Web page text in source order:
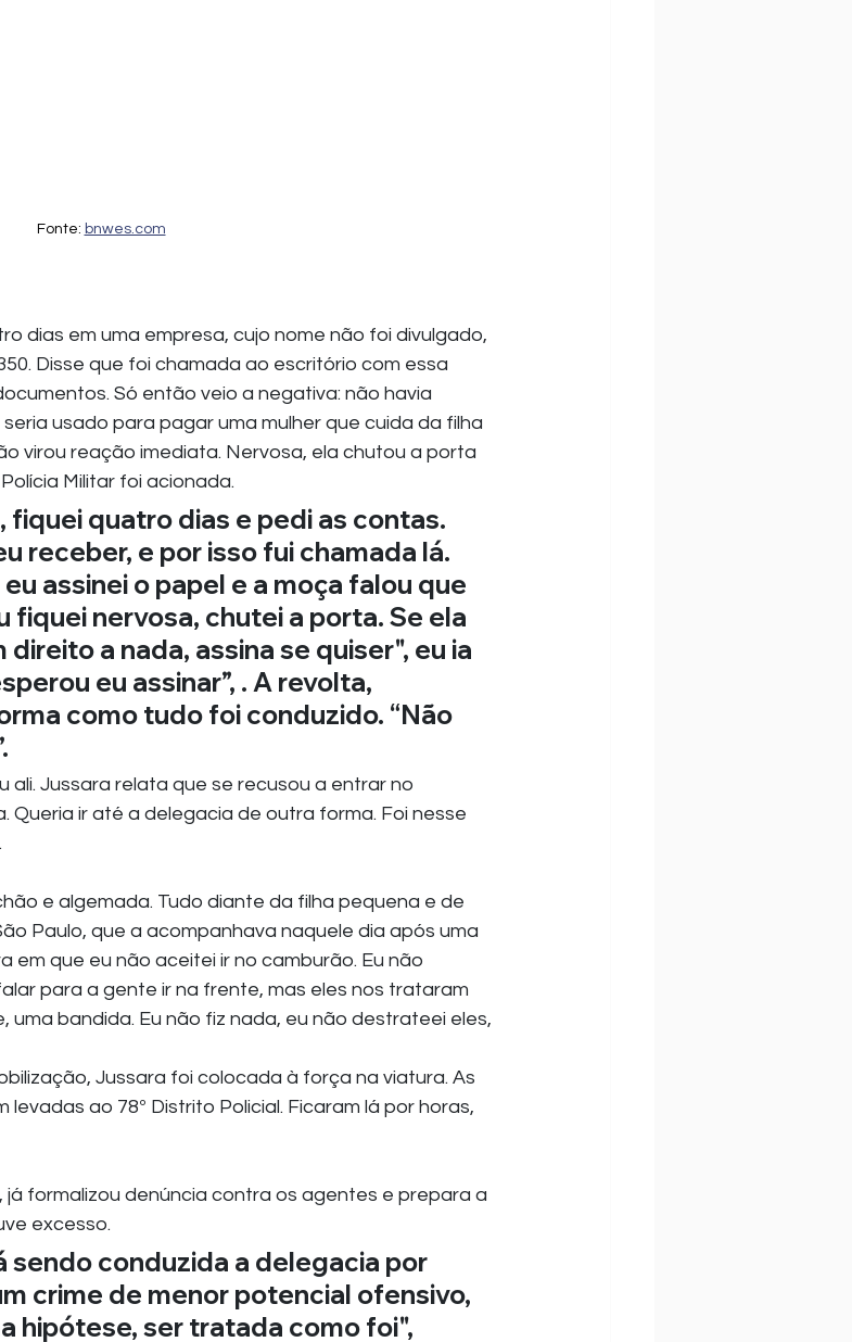
Fonte: bnwes.com
dias em uma empresa, cujo nome não foi divulgado,
Disse que foi chamada ao escritório com essa
Só então veio a negativa: não havia
usado para pagar uma mulher que cuida da filha
virou reação imediata. Nervosa, ela chutou a porta
Militar foi acionada.
fiquei quatro dias e pedi as contas.
receber, e por isso fui chamada lá.
assinei o papel e a moça falou que
fiquei nervosa, chutei a porta. Se ela
a nada, assina se quiser", eu ia
eu assinar”, . A revolta,
como tudo foi conduzido. “Não
ali. Jussara relata que se recusou a entrar no
ir até a delegacia de outra forma. Foi nesse
e algemada. Tudo diante da filha pequena e de
Paulo, que a acompanhava naquele dia após uma
em que eu não aceitei ir no camburão. Eu não
para a gente ir na frente, mas eles nos trataram
uma bandida. Eu não fiz nada, eu não destrateei eles,
Jussara foi colocada à força na viatura. As
levadas ao 78º Distrito Policial. Ficaram lá por horas,
já formalizou denúncia contra os agentes e prepara a
excesso.
sendo conduzida a delegacia por
crime de menor potencial ofensivo,
hipótese, ser tratada como foi",